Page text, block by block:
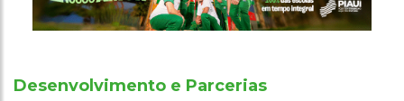
Desenvolvimento e Parcerias